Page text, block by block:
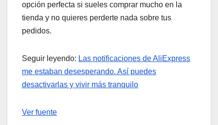
opción perfecta si sueles comprar mucho en la
tienda y no quieres perderte nada sobre tus
pedidos.
Seguir leyendo: Las notificaciones de AliExpress
me estaban desesperando. Así puedes
desactivarlas y vivir más tranquilo
Ver fuente